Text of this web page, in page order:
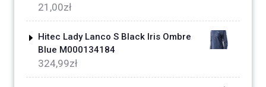
21,00zł
Hitec Lady Lanco S Black Iris Ombre
Blue M000134184
324,99zł